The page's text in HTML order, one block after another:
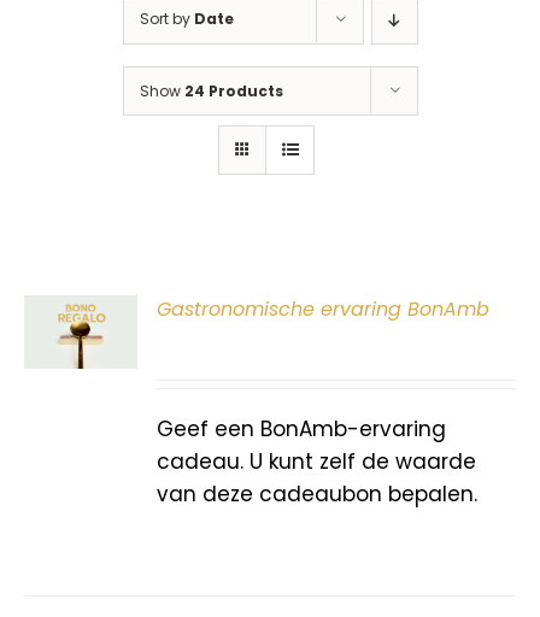
Sort by Date
Show 24 Products
Gastronomische ervaring BonAmb
Geef een BonAmb-ervaring
cadeau. U kunt zelf de waarde
van deze cadeaubon bepalen.